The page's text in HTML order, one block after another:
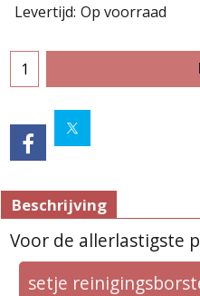
Levertijd: Op voorraad
Beschrijving
Voor de allerlastigste
setje